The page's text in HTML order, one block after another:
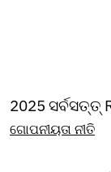
2025 ସର୍ବସତ୍ତ୍
ଗୋପନୀୟତା ନୀତି